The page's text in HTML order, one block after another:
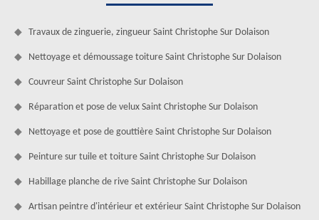
Travaux de zinguerie, zingueur Saint Christophe Sur Dolaison
Nettoyage et démoussage toiture Saint Christophe Sur Dolaison
Couvreur Saint Christophe Sur Dolaison
Réparation et pose de velux Saint Christophe Sur Dolaison
Nettoyage et pose de gouttière Saint Christophe Sur Dolaison
Peinture sur tuile et toiture Saint Christophe Sur Dolaison
Habillage planche de rive Saint Christophe Sur Dolaison
Artisan peintre d'intérieur et extérieur Saint Christophe Sur Dolaison